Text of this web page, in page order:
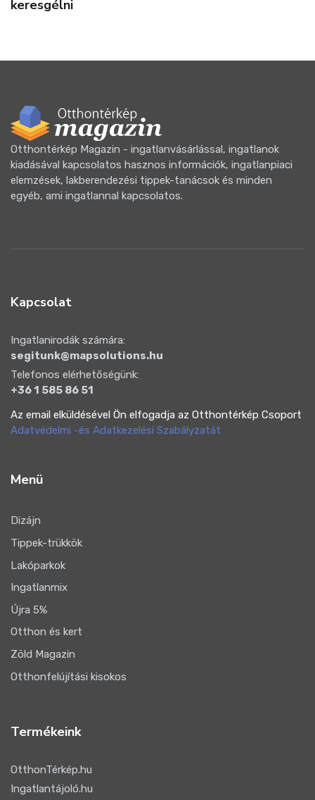
keresgélni
Otthontérkép Magazin - ingatlanvásárlással, ingatlanok
kiadásával kapcsolatos hasznos információk, ingatlanpiaci
elemzések, lakberendezési tippek-tanácsok és minden
egyéb, ami ingatlannal kapcsolatos.
Kapcsolat
Ingatlanirodák számára:
segitunk@mapsolutions.hu
Telefonos elérhetőségünk:
+36 1 585 86 51
Az email elküldésével Ön elfogadja az Otthontérkép Csoport
Adatvédelmi -és Adatkezelési Szabályzatát
Menü
Dizájn
Tippek-trükkök
Lakóparkok
Ingatlanmix
Újra 5%
Otthon és kert
Zöld Magazin
Otthonfelújítási kisokos
Termékeink
OtthonTérkép.hu
Ingatlantájoló.hu